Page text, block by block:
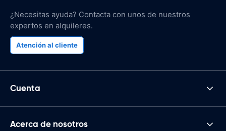
¿Necesitas ayuda? Contacta con unos de nuestros
expertos en alquileres.
Atención al cliente
Cuenta
Acerca de nosotros